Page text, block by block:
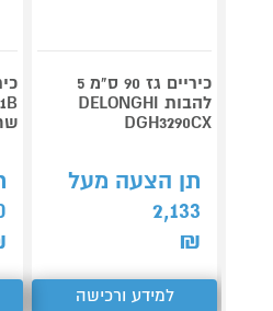
כיריים גז 90 ס"מ 5
להבות DELONGHI
DGH3290CX
תן הצעה מעל
2,133
₪
למידע ורכישה